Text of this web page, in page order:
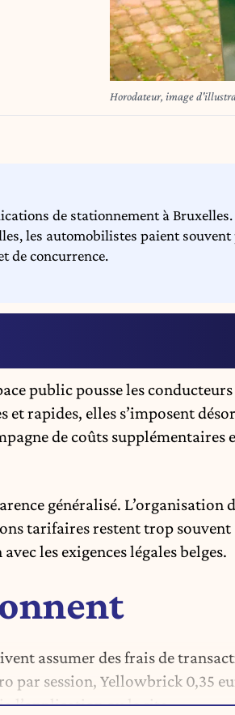
Horodateur, image
de stationnement à
les automobilistes paient souvent
de concurrence.
public pousse les
rapides, elles s’imposent
de coûts supplémentaires
généralisé. L’organisation
tarifaires restent trop souvent
les exigences légales belges.
assumer des frais de
par session, Yellowbrick 0,35
l’application ou le site.